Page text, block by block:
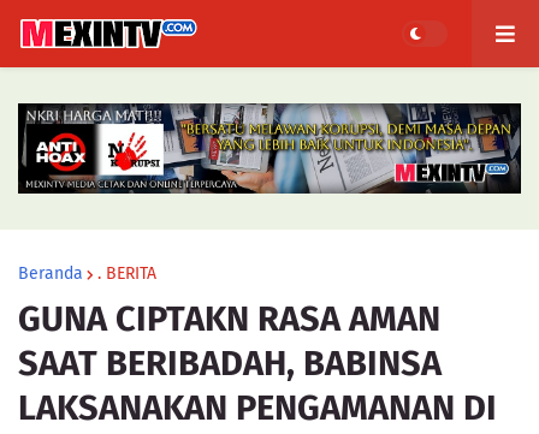
Beranda . BERITA
GUNA CIPTAKN RASA AMAN
SAAT BERIBADAH, BABINSA
LAKSANAKAN PENGAMANAN DI